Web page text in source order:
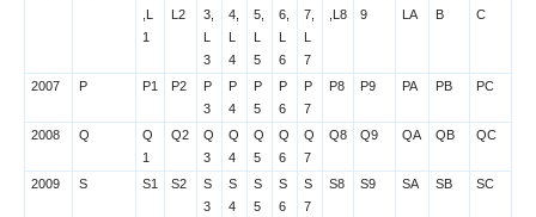
,L
1
L2
3,
L
3
4,
L
4
5,
L
5
6,
L
6
7,
L
7
,L8
9
LA
B
C
2007 P P1 P2
P
3
P
4
P
5
P
6
P
7
P8 P9 PA PB PC
2008 Q
Q
1
Q2
Q
3
Q
4
Q
5
Q
6
Q
7
Q8 Q9 QA QB QC
2009 S S1 S2
S
3
S
4
S
5
S
6
S
7
S8 S9 SA SB SC